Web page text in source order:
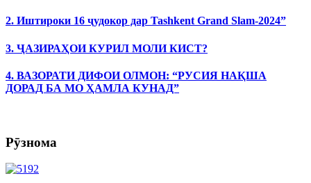
2. Иштироки 16 ҷудокор дар Tashkent Grand Slam-2024”
3. ҶАЗИРАҲОИ КУРИЛ МОЛИ КИСТ?
4. ВАЗОРАТИ ДИФОИ ОЛМОН: “РУСИЯ НАҚША
ДОРАД БА МО ҲАМЛА КУНАД”
Рӯзнома